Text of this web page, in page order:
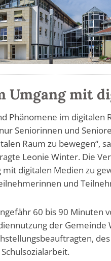
Umgang mit
Phänomene im digitalen
Seniorinnen und
Raum zu bewegen“,
Leonie Winter. Die
digitalen Medien zu
und
60 bis 90 Minuten
der Gemeinde